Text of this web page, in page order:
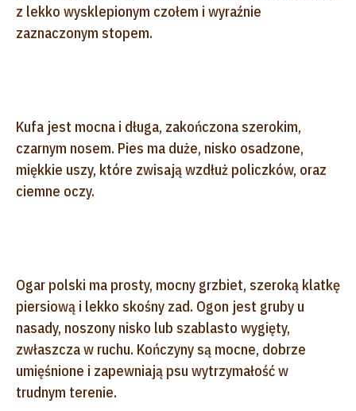
z lekko wysklepionym czołem i wyraźnie
zaznaczonym stopem.
Kufa jest mocna i długa, zakończona szerokim,
czarnym nosem. Pies ma duże, nisko osadzone,
miękkie uszy, które zwisają wzdłuż policzków, oraz
ciemne oczy.
Ogar polski ma prosty, mocny grzbiet, szeroką klatkę
piersiową i lekko skośny zad. Ogon jest gruby u
nasady, noszony nisko lub szablasto wygięty,
zwłaszcza w ruchu. Kończyny są mocne, dobrze
umięśnione i zapewniają psu wytrzymałość w
trudnym terenie.